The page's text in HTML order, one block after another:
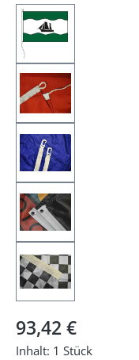
Regulärer Preis:
93,42 €
Inhalt: 1 Stück